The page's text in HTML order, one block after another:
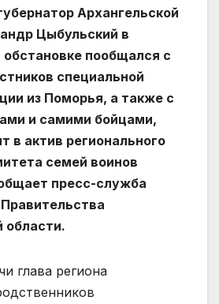
Архангельской
Цыбульский в
пообщался с
специальной
из Поморья, а также с
и самими бойцами,
в актив регионального
семей воинов
пресс-служба
области.
глава региона